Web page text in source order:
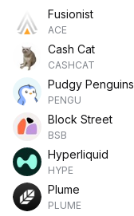
Fusionist
ACE
Cash Cat
CASHCAT
Pudgy Penguins
PENGU
Block Street
BSB
Hyperliquid
HYPE
Plume
PLUME